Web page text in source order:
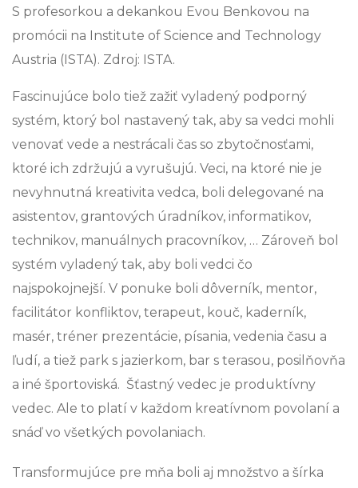
S profesorkou a dekankou Evou Benkovou na
promócii na Institute of Science and Technology
Austria (ISTA). Zdroj: ISTA.
Fascinujúce bolo tiež zažiť vyladený podporný
systém, ktorý bol nastavený tak, aby sa vedci mohli
venovať vede a nestrácali čas so zbytočnosťami,
ktoré ich zdržujú a vyrušujú. Veci, na ktoré nie je
nevyhnutná kreativita vedca, boli delegované na
asistentov, grantových úradníkov, informatikov,
technikov, manuálnych pracovníkov, … Zároveň bol
systém vyladený tak, aby boli vedci čo
najspokojnejší. V ponuke boli dôverník, mentor,
facilitátor konfliktov, terapeut, kouč, kaderník,
masér, tréner prezentácie, písania, vedenia času a
ľudí, a tiež park s jazierkom, bar s terasou, posilňovňa
a iné športoviská. Šťastný vedec je produktívny
vedec. Ale to platí v každom kreatívnom povolaní a
snáď vo všetkých povolaniach.
Transformujúce pre mňa boli aj množstvo a šírka